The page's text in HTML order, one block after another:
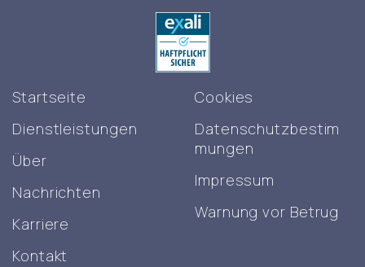
Startseite
Dienstleistungen
Über
Nachrichten
Karriere
Kontakt
Cookies
Datenschutzbestim
mungen
Impressum
Warnung vor Betrug